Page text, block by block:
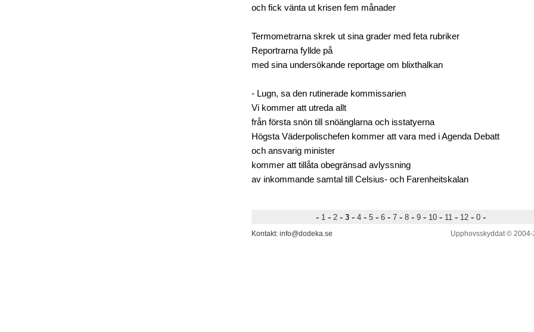
och fick vänta ut krisen fem månader
Termometrarna skrek ut sina grader med feta rubriker
Reportrarna fyllde på
med sina undersökande reportage om blixthalkan
- Lugn, sa den rutinerade kommissarien
Vi kommer att utreda allt
från första snön till snöänglarna och isstatyerna
Högsta Väderpolischefen kommer att vara med i Agenda Debatt
och ansvarig minister
kommer att tillåta obegränsad avlyssning
av inkommande samtal till Celsius- och Farenheitskalan
-1 -2 - 3 -4 -5 -6 -7 -8 -9 -10 -11 -12 -0 -
Kontakt: info@dodeka.se Upphovsskyddat ©